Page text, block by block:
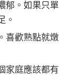
郁。如果只單
。
。喜歡熟點就燉
家庭應該都有